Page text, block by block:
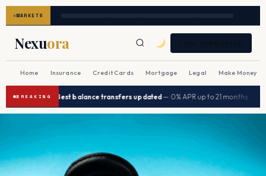
MARKETS
Nexuora FREE NEWSLETTER
Home Insurance Credit Cards Mortgage Legal Make Money
BREAKING
Best balance transfers updated— 0% APR up to 21 months → |